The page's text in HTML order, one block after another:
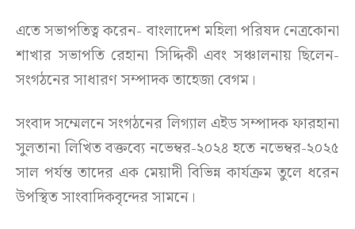
এতে সভাপতিত্ব করেন- বাংলাদেশ মহিলা পরিষদ নেত্রকোনা
শাখার সভাপতি রেহানা সিদ্দিকী এবং সঞ্চালনায় ছিলেন-
সংগঠনের সাধারণ সম্পাদক তাহেজা বেগম।
সংবাদ সম্মেলনে সংগঠনের লিগ্যাল এইড সম্পাদক ফারহানা
সুলতানা লিখিত বক্তব্যে নভেম্বর-২০২৪ হতে নভেম্বর-২০২৫
সাল পর্যন্ত তাদের এক মেয়াদী বিভিন্ন কার্যক্রম তুলে ধরেন
‍উপস্থিত সাংবাদিকবৃন্দের সামনে।